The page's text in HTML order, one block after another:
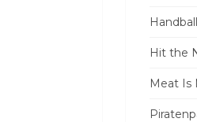
Handball
Hit the
Meat Is